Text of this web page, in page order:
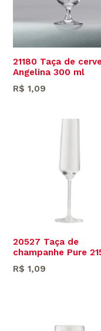
21180 Taça de
Angelina 300 ml
Preço
R$ 1,09
20527 Taça de
champanhe Pure
Preço
R$ 1,09